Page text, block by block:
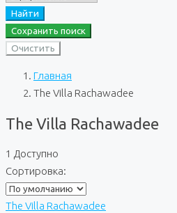
Найти
Сохранить поиск
Очистить
Главная
The Villa Rachawadee
The Villa Rachawadee
1 Доступно
Сортировка:
The Villa Rachawadee